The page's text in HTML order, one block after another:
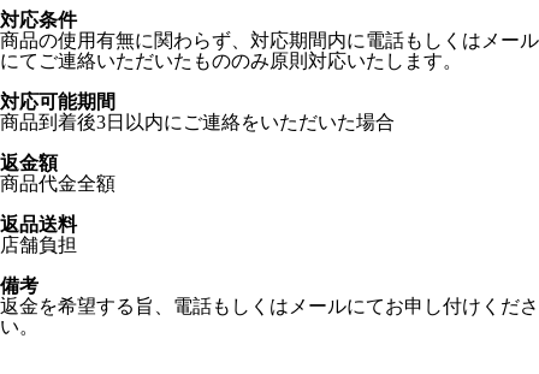
対応条件
商品の使用有無に関わらず、対応期間内に電話もしくはメール
にてご連絡いただいたもののみ原則対応いたします。
対応可能期間
商品到着後3日以内にご連絡をいただいた場合
返金額
商品代金全額
返品送料
店舗負担
備考
返金を希望する旨、電話もしくはメールにてお申し付けくださ
い。